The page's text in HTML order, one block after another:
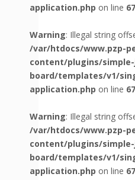
application.php on line 67
Warning: Illegal string
/var/htdocs/www.pzp-
content/plugins/
board/templates/v1/
application.php on line 67
Warning: Illegal string
/var/htdocs/www.pzp-
content/plugins/
board/templates/v1/
application.php on line 67